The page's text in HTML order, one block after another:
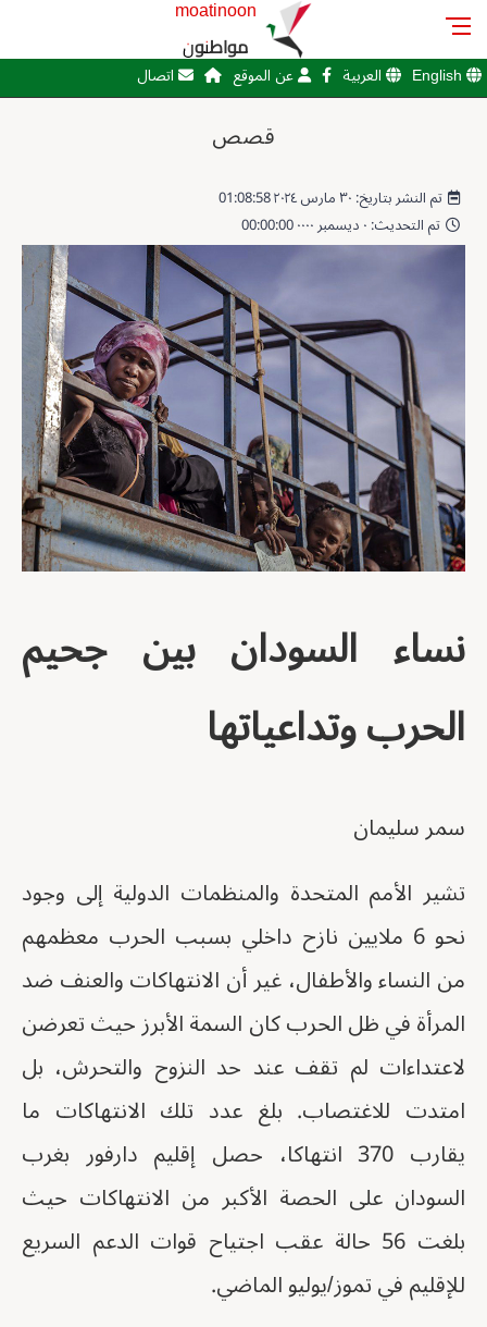
moatinoon
مواطنون
English العربية عن الموقع اتصال
قصص
تم النشر بتاريخ: ٣٠ مارس ٢٠٢٤ 01:08:58
تم التحديث: ٠ ديسمبر ٠٠٠٠ 00:00:00
نساء السودان بين جحيم
الحرب وتداعياتها
سمر سليمان
تشير الأمم المتحدة والمنظمات الدولية إلى وجود
نحو 6 ملايين نازح داخلي بسبب الحرب معظمهم
من النساء والأطفال، غير أن الانتهاكات والعنف ضد
المرأة في ظل الحرب كان السمة الأبرز حيث تعرضن
لاعتداءات لم تقف عند حد النزوح والتحرش، بل
امتدت للاغتصاب. بلغ عدد تلك الانتهاكات ما
يقارب 370 انتهاكا، حصل إقليم دارفور بغرب
السودان على الحصة الأكبر من الانتهاكات حيث
بلغت 56 حالة عقب اجتياح قوات الدعم السريع
للإقليم في تموز/يوليو الماضي.